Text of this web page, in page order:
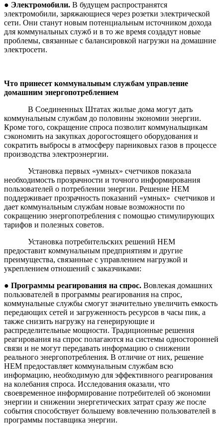
● Электромобили. В будущем распространятся
электромобили, заряжающиеся через розетки электрической
сети. Они станут новым потенциальным источником дохода
для коммунальных служб и в то же время создадут новые
проблемы, связанные с балансировкой нагрузки на домашние
электросети.
Что принесет коммунальным службам управление
домашним энергопотреблением
В Соединенных Штатах жилые дома могут дать
коммунальным службам до половины экономии энергии.
Кроме того, сокращение спроса позволит коммунальщикам
сэкономить на закупках дорогостоящего оборудования и
сократить выбросы в атмосферу парниковых газов в процессе
производства электроэнергии.
Установка первых «умных» счетчиков показала
необходимость прозрачности и точного информирования
пользователей о потреблении энергии. Решение HEM
поддерживает прозрачность показаний «умных» счетчиков и
дает коммунальным службам новые возможности по
сокращению энергопотребления с помощью стимулирующих
тарифов и полезных советов.
Установка потребительских решений HEM
предоставит коммунальным предприятиям и другие
преимущества, связанные с управлением нагрузкой и
укреплением отношений с заказчиками:
● Программы реагирования на спрос. Вовлекая домашних
пользователей в программы реагирования на спрос,
коммунальные службы смогут значительно увеличить емкость
передающих сетей и загруженность ресурсов в часы пик, а
также снизить нагрузку на генерирующие и
распределительные мощности. Традиционные решения
реагирования на спрос полагаются на системы односторонней
связи и не могут передавать информацию о снижении
реального энергопотребления. В отличие от них, решение
HEM предоставляет коммунальным службам всю
информацию, необходимую для эффективного реагирования
на колебания спроса. Исследования оказали, что
своевременное информирование потребителей об экономии
энергии и снижении энергетических затрат сразу же после
события способствует большему вовлечению пользователей в
программы поставщика энергии.